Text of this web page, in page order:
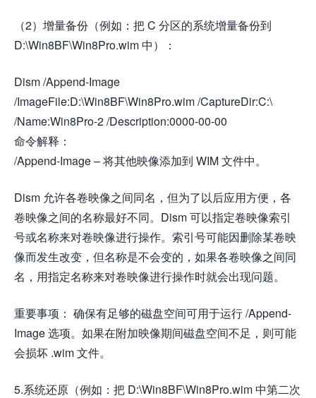
（2）增量备份（例如：把 C 分区的系统增量备份到
D:\Win8BF\Win8Pro.wim 中）：
Dism /Append-Image
/ImageFile:D:\Win8BF\Win8Pro.wim /CaptureDir:C:\
/Name:Win8Pro-2 /Description:0000-00-00
命令解释：
/Append-Image – 将其他映像添加到 WIM 文件中。
Dism 允许各卷映像之间同名，但为了以后应用方便，各
卷映像之间的名称最好不同。Dism 可以指定卷映像索引
号或名称来对卷映像进行操作。索引号可能因删除某卷映
像而发生改变，但名称是不会变的，如果各卷映像之间同
名，用指定名称来对卷映像进行操作时就会出现问题。
重要事项： 确保有足够的磁盘空间可用于运行 /Append-
Image 选项。如果在附加映像期间磁盘空间不足，则可能
会损坏 .wim 文件。
5.系统还原（例如：把 D:\Win8BF\Win8Pro.wim 中第二次